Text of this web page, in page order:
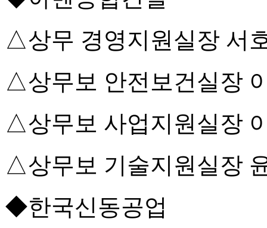
△상무 경영지원실장 서
△상무보 안전보건실장
△상무보 사업지원실장
△상무보 기술지원실장
◆한국신동공업